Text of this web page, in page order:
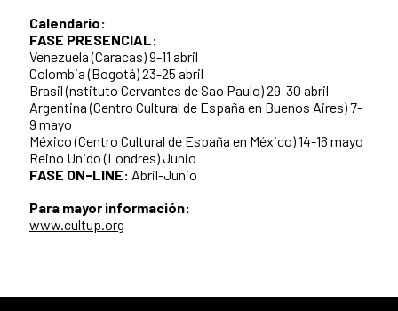
Calendario:
FASE PRESENCIAL:
Venezuela (Caracas) 9-11 abril
Colombia (Bogotá) 23-25 abril
Brasil (nstituto Cervantes de Sao Paulo) 29-30 abril
Argentina (Centro Cultural de España en Buenos Aires) 7-
9 mayo
México (Centro Cultural de España en México) 14-16 mayo
Reino Unido (Londres) Junio
FASE ON-LINE: Abril-Junio
Para mayor información:
www.cultup.org